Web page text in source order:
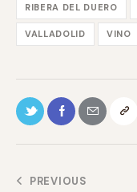
RIBERA DEL DUERO
VALLADOLID VINO
PREVIOUS